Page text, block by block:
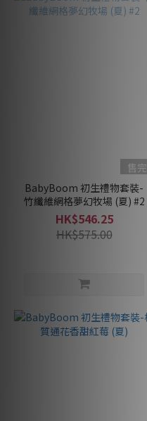
售完
BabyBoom 初生禮物套裝-
竹纖維網格夢幻牧場 (夏) #2
HK$546.25
HK$575.00